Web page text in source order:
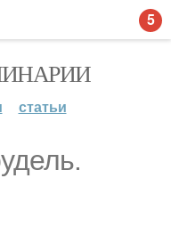
статьи
5